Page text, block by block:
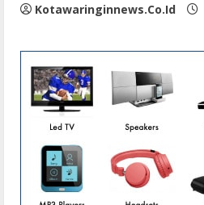
Kotawaringinnews.co.id